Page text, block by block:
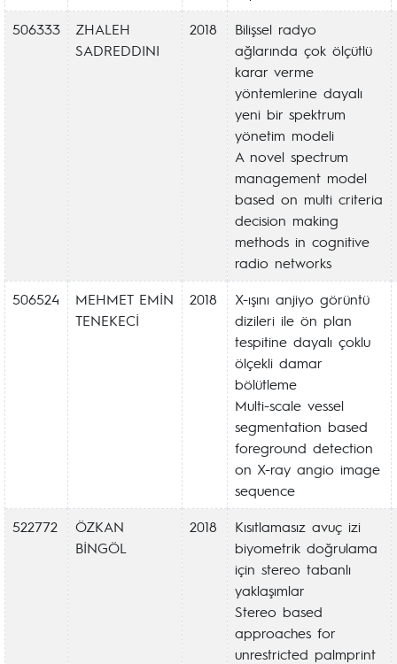
506333
ZHALEH
SADREDDINI
2018
Bilişsel radyo
ağlarında çok ölçütlü
karar verme
yöntemlerine dayalı
yeni bir spektrum
yönetim modeli
A novel spectrum
management model
based on multi criteria
decision making
methods in cognitive
radio networks
506524
MEHMET EMİN
TENEKECİ
2018
X-ışını anjiyo görüntü
dizileri ile ön plan
tespitine dayalı çoklu
ölçekli damar
bölütleme
Multi-scale vessel
segmentation based
foreground detection
on X-ray angio image
sequence
522772
ÖZKAN
BİNGÖL
2018
Kısıtlamasız avuç izi
biyometrik doğrulama
için stereo tabanlı
yaklaşımlar
Stereo based
approaches for
unrestricted palmprint